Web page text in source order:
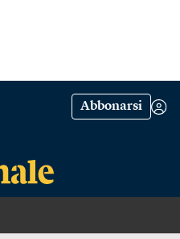
Abbonarsi